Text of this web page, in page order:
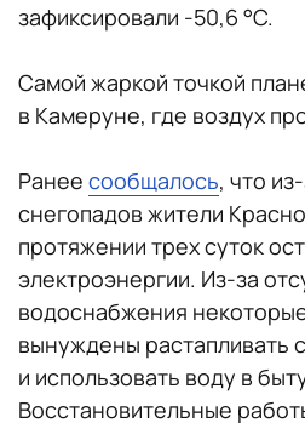
зафиксировали -50,6 °C.
Самой жаркой точкой
в Камеруне, где воздух
Ранее сообщалось, что
снегопадов жители
протяжении трех суток
электроэнергии. Из-за
водоснабжения
вынуждены растапливать
и использовать воду в
Восстановительные